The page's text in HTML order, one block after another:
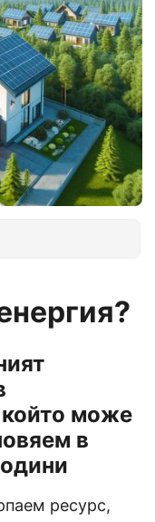
може
в
ресурс,